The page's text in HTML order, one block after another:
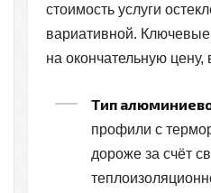
стоимость услуги
вариативной.
на окончательную цену,
Тип
профили с
дороже за счёт